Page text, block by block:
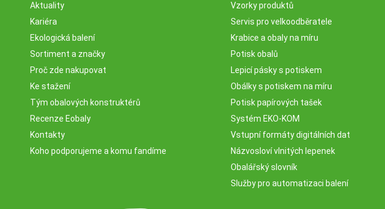
Aktuality
Kariéra
Ekologická balení
Sortiment a značky
Proč zde nakupovat
Ke stažení
Tým obalových konstruktérů
Recenze Eobaly
Kontakty
Koho podporujeme a komu fandíme
Vzorky produktů
Servis pro velkoodběratele
Krabice a obaly na míru
Potisk obalů
Lepicí pásky s potiskem
Obálky s potiskem na míru
Potisk papírových tašek
Systém EKO-KOM
Vstupní formáty digitálních dat
Názvosloví vlnitých lepenek
Obalářský slovník
Služby pro automatizaci balení